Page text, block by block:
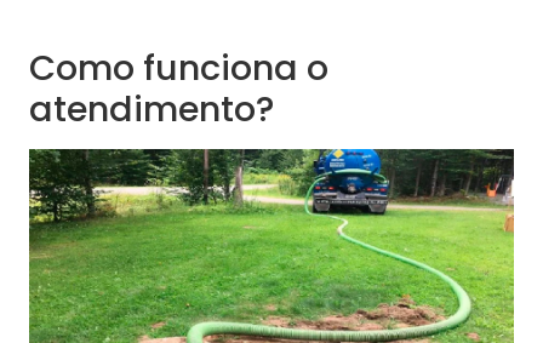
Como funciona o
atendimento?